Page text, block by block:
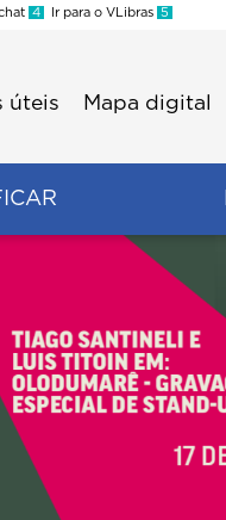
4 Ir para o VLibras 5
úteis Mapa digital